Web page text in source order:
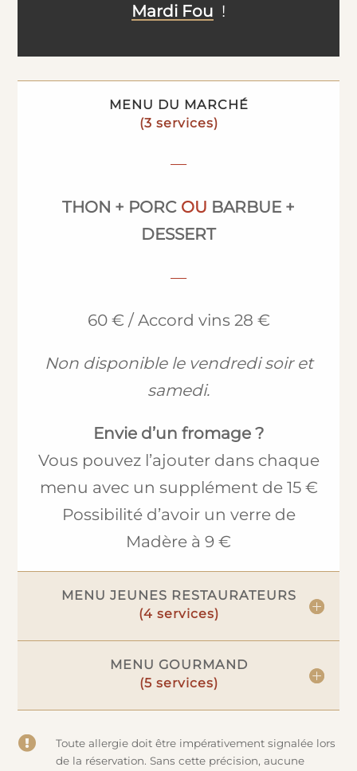
Mardi Fou !
MENU DU MARCHÉ
—
THON + PORC OU BARBUE +
DESSERT
—
60 € / Accord vins 28 €
Non disponible le vendredi soir et
samedi.
Envie d’un fromage ?
Vous pouvez l’ajouter dans chaque
menu avec un supplément de 15 €
Possibilité d’avoir un verre de
Madère à 9 €
MENU JEUNES RESTAURATEURS
MENU GOURMAND

Toute allergie doit être impérativement signalée lors
de la réservation. Sans cette précision, aucune